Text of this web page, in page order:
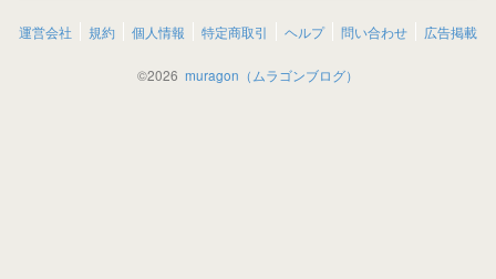
運営会社 規約 個人情報 特定商取引 ヘルプ 問い合わせ 広告掲載
©2026 muragon（ムラゴンブログ）